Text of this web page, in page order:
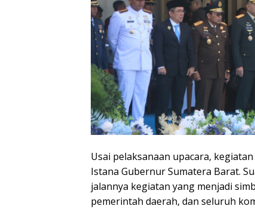
Usai pelaksanaan upacara,
Istana Gubernur Sumatera Barat.
jalannya kegiatan yang menjadi
pemerintah daerah, dan seluruh